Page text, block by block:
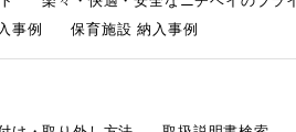
事例 保育施設 納入事例